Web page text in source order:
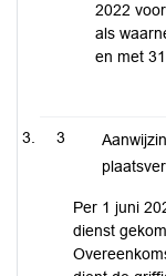
2022
als
en met
3
Per 1 juni
dienst